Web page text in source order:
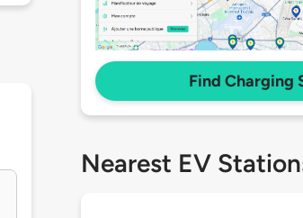
Find Charging
Nearest EV